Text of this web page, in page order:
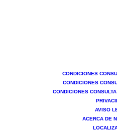
CONDICIONES
CONDICIONES
CONDICIONES
AVISO
ACERCA DE